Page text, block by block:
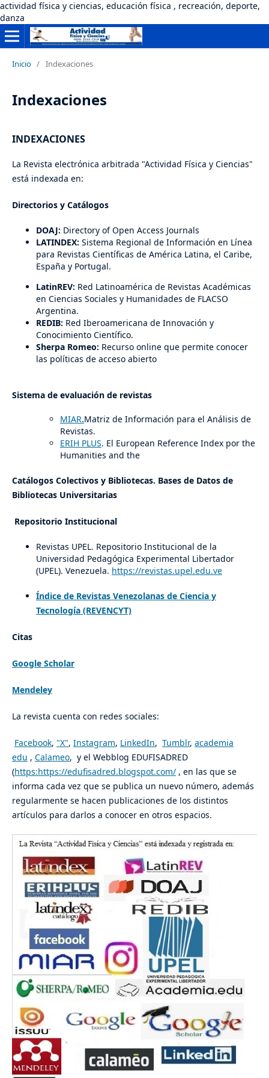
actividad física y ciencias, educación física , recreación, deporte,
danza
Inicio / Indexaciones
Indexaciones
INDEXACIONES
La Revista electrónica arbitrada "Actividad Física y Ciencias"
está indexada en:
Directorios y Catálogos
DOAJ: Directory of Open Access Journals
LATINDEX: Sistema Regional de Información en Línea
para Revistas Científicas de América Latina, el Caribe,
España y Portugal.
LatinREV: Red Latinoamérica de Revistas Académicas
en Ciencias Sociales y Humanidades de FLACSO
Argentina.
REDIB: Red Iberoamericana de Innovación y
Conocimiento Científico.
Sherpa Romeo: Recurso online que permite conocer
las políticas de acceso abierto
Sistema de evaluación de revistas
MIAR.Matriz de Información para el Análisis de
Revistas.
ERIH PLUS. El European Reference Index por the
Humanities and the
Catálogos Colectivos y Bibliotecas. Bases de Datos de
Bibliotecas Universitarias
Repositorio Institucional
Revistas UPEL. Repositorio Institucional de la
Universidad Pedagógica Experimental Libertador
(UPEL). Venezuela. https://revistas.upel.edu.ve
Índice de Revistas Venezolanas de Ciencia y
Tecnología (REVENCYT)
Citas
Google Scholar
Mendeley
La revista cuenta con redes sociales:
Facebook, "X", Instagram, LinkedIn, Tumblr, academia
edu , Calameo, y el Webblog EDUFISADRED
(https:https://edufisadred.blogspot.com/, en las que se
informa cada vez que se publica un nuevo número, además
regularmente se hacen publicaciones de los distintos
artículos para darlos a conocer en otros espacios.